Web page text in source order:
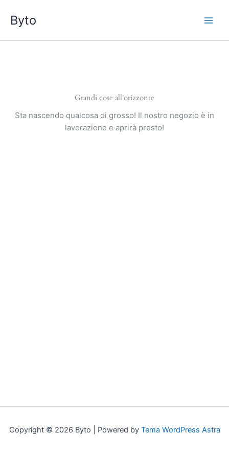
contenuto
Byto
Grandi cose all'orizzonte
Sta nascendo qualcosa di grosso! Il nostro negozio è in
lavorazione e aprirà presto!
Copyright © 2026 Byto | Powered by Tema WordPress Astra